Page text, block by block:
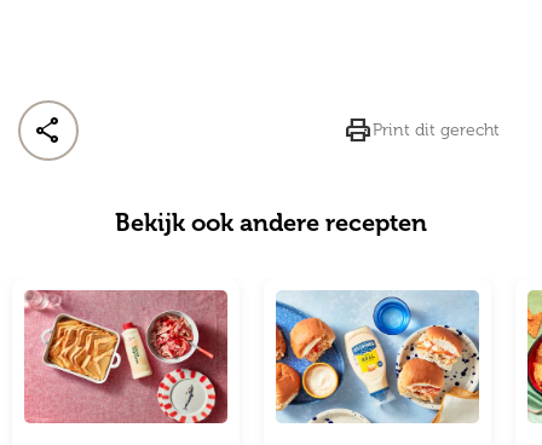
 Print dit gerecht
Bekijk ook andere recepten